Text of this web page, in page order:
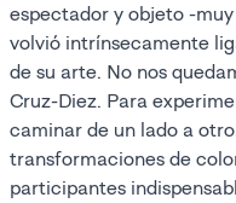
espectador y objeto -
volvió intrínsecamente
de su arte. No nos
Cruz-Diez. Para
caminar de un lado a
transformaciones de
participantes